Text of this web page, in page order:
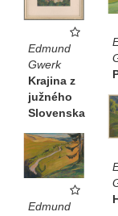
Edmund
Gwerk
Krajina z
južného
Slovenska
Edmund